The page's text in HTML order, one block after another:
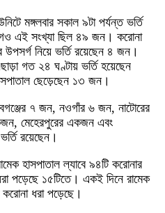
মঙ্গলবার সকাল ৯টা পর্যন্ত ভর্তি
এই সংখ্যা ছিল ৪৯ জন। করোনা
নিয়ে ভর্তি রয়েছেন ৪ জন।
গত ২৪ ঘণ্টায় ভর্তি হয়েছেন
ছেড়েছেন ১৩ জন।
৭ জন, নওগাঁর ৬ জন, নাটোরের
মেহেরপুরের একজন এবং
রয়েছেন।
হাসপাতাল ল্যাবে ৯৪টি করোনার
পড়েছে ১৫টিতে। একই দিনে রামেক
করোনা ধরা পড়েছে।